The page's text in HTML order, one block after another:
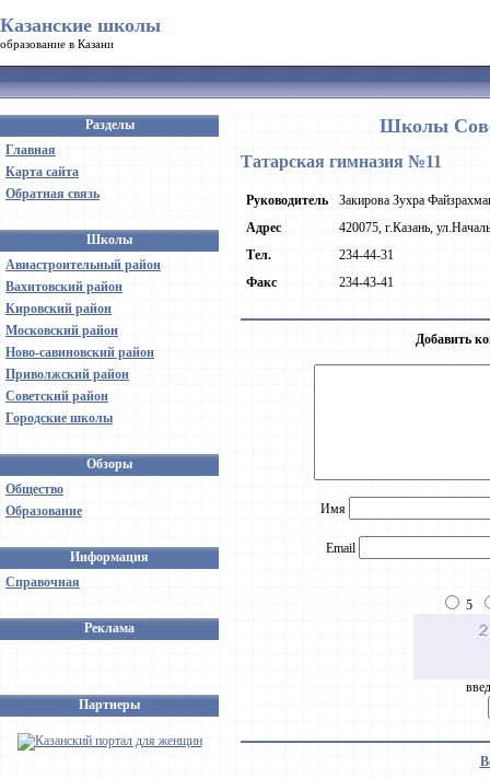
Казанские школы
образование в Казани
Разделы
Главная
Карта сайта
Обратная связь
Школы
Авиастроительный район
Вахитовский район
Кировский район
Московский район
Ново-савиновский район
Приволжский район
Советский район
Городские школы
Обзоры
Общество
Образование
Информация
Справочная
Реклама
Партнеры
Школы
Татарская гимназия №11
Руководитель
Закирова Зухра
Адрес
420075, г.Казань,
Тел.
234-44-31
Факс
234-43-41
Добавить
Имя
Email
5